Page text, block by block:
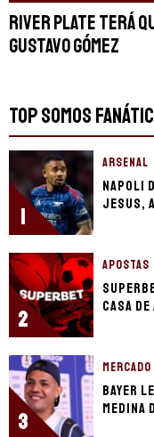
River Plate terá
Gustavo Gómez
TOP SOMOS
1
ARSENAL
Napoli
Jesus,
2
APOSTAS
casa
3
Bayer